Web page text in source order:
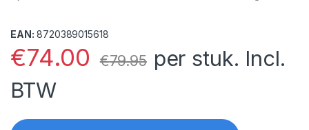
EAN: 8720389015618
€74.00 €79.95 per stuk. Incl.
BTW